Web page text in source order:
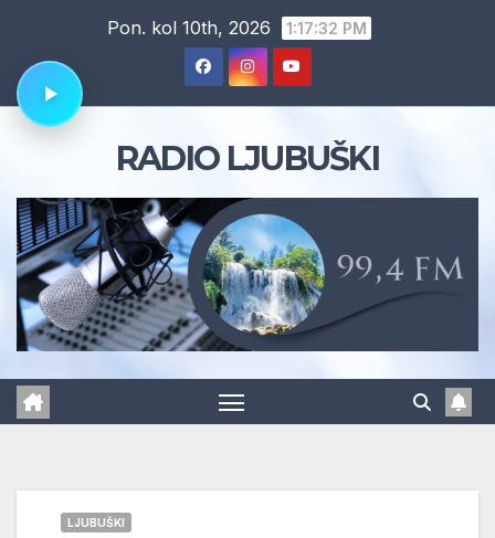
content
Pon. kol 10th, 2026 1:17:33 PM
RADIO LJUBUŠKI
LJUBUŠKI